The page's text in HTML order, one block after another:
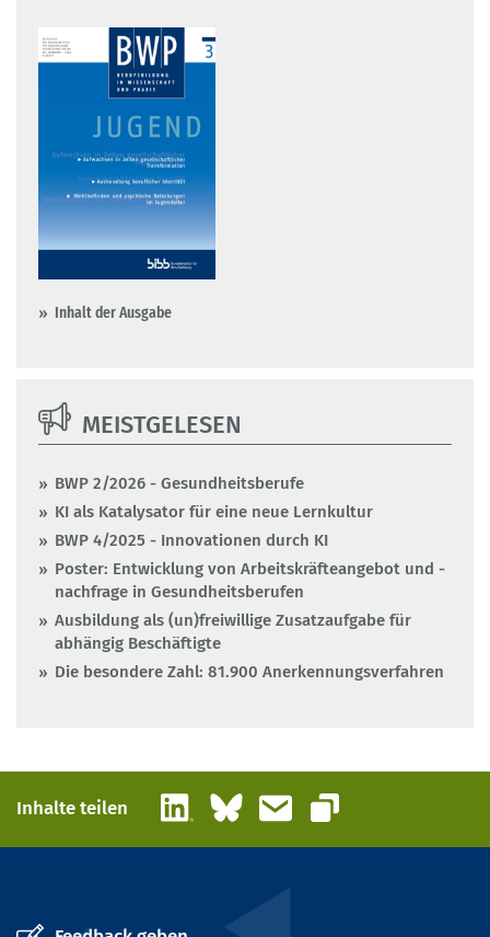
Inhalt der Ausgabe
MEISTGELESEN
BWP 2/2026 - Gesundheitsberufe
KI als Katalysator für eine neue Lernkultur
BWP 4/2025 - Innovationen durch KI
Poster: Entwicklung von Arbeitskräfteangebot und -
nachfrage in Gesundheitsberufen
Ausbildung als (un)freiwillige Zusatzaufgabe für
abhängig Beschäftigte
Die besondere Zahl: 81.900 Anerkennungsverfahren
Inhalte teilen LinkedInBlueskyE-Mail
Link kopieren